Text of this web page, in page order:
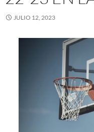
JULIO 12, 2023